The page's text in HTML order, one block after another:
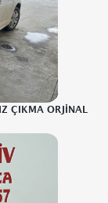
ÇIKMA ORJİNAL